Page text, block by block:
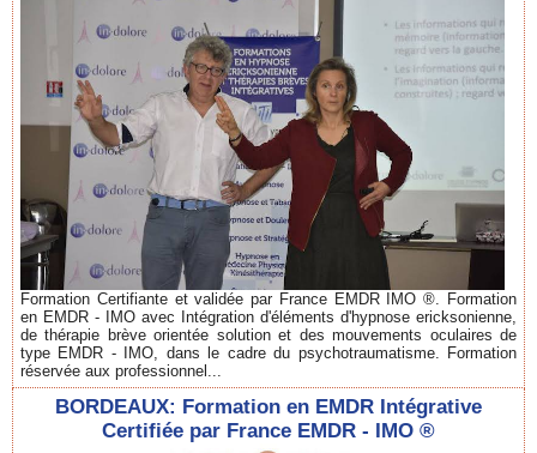
Formation Certifiante et validée par France EMDR IMO ®. Formation
en EMDR - IMO avec Intégration d'éléments d'hypnose ericksonienne,
de thérapie brève orientée solution et des mouvements oculaires de
type EMDR - IMO, dans le cadre du psychotraumatisme. Formation
réservée aux professionnel...
BORDEAUX: Formation en EMDR Intégrative
Certifiée par France EMDR - IMO ®